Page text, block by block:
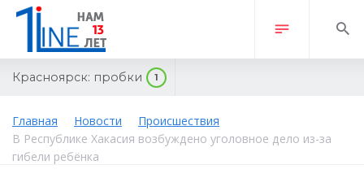
Красноярск: пробки 1
Главная Новости
Происшествия
В Республике Хакасия возбуждено уголовное дело из-за
гибели ребёнка